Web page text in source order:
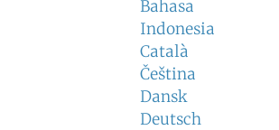
Bahasa
Indonesia
Català
Čeština
Dansk
Deutsch